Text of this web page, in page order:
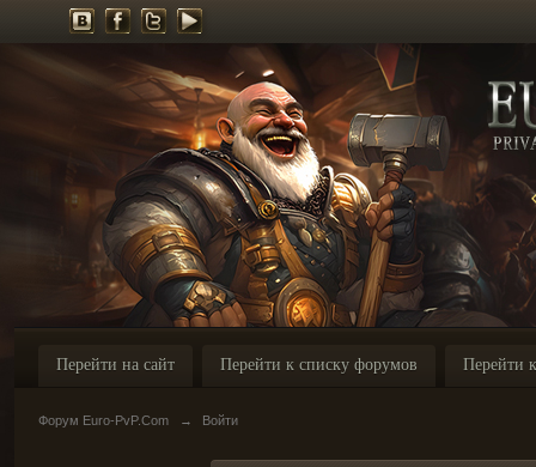
Перейти на сайт Перейти к списку форумов Перейти
Форум Euro-PvP.Com → Войти